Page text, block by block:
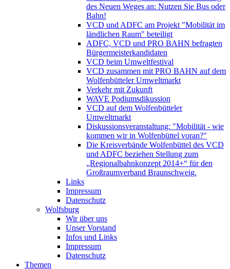
des Neuen Weges an: Nutzen Sie Bus oder
Bahn!
VCD und ADFC am Projekt "Mobilität im
ländlichen Raum" beteiligt
ADFC, VCD und PRO BAHN befragten
Bürgermeisterkandidaten
VCD beim Umweltfestival
VCD zusammen mit PRO BAHN auf dem
Wolfenbütteler Umweltmarkt
Verkehr mit Zukunft
WAVE Podiumsdikussion
VCD auf dem Wolfenbütteler
Umweltmarkt
Diskussionsveranstaltung: "Mobilität - wie
kommen wir in Wolfenbüttel voran?"
Die Kreisverbände Wolfenbüttel des VCD
und ADFC beziehen Stellung zum
„Regionalbahnkonzept 2014+“ für den
Großraumverband Braunschweig.
Links
Impressum
Datenschutz
Wolfsburg
Wir über uns
Unser Vorstand
Infos und Links
Impressum
Datenschutz
Themen